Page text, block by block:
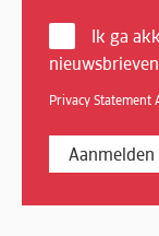
Ik ga
Privacy Statement